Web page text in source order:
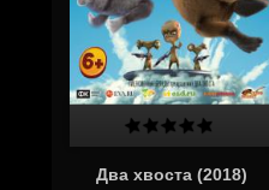
Два хвоста (2018)